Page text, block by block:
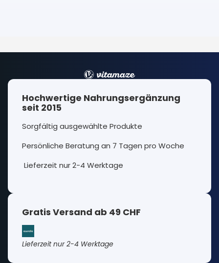
Hochwertige Nahrungsergänzung
seit 2015
Sorgfältig ausgewählte Produkte
Persönliche Beratung an 7 Tagen pro Woche
Lieferzeit nur 2-4 Werktage
Gratis Versand ab 49 CHF
Lieferzeit nur 2-4 Werktage